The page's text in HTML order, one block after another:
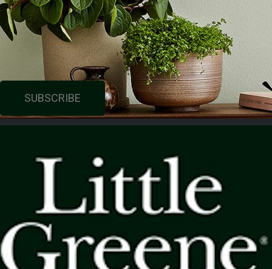
SUBSCRIBE